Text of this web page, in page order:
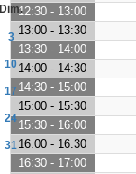
Dim.
3
10
17
24
31
12:30 - 13:00
13:00 - 13:30
13:30 - 14:00
14:00 - 14:30
14:30 - 15:00
15:00 - 15:30
15:30 - 16:00
16:00 - 16:30
16:30 - 17:00